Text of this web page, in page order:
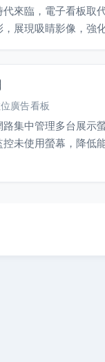
代來臨，電子看板取
展現吸睛影像，強
廣告看板
路集中管理多台展示
控未使用螢幕，降低